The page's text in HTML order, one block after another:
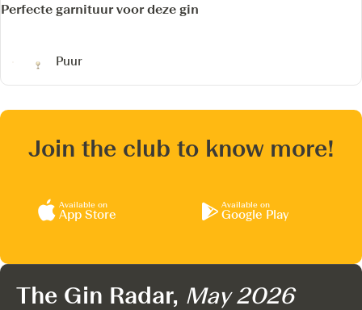
Perfecte garnituur voor deze gin
Puur
Join the club to know more!
Available on
App Store
Available on
Google Play
The Gin Radar, May 2026